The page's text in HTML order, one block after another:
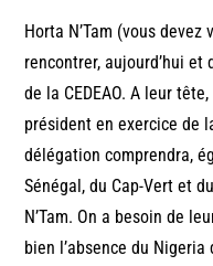
Horta N’Tam (vous
rencontrer, aujourd’hui
de la CEDEAO. A leur
président en exercice de
délégation comprendra,
Sénégal, du Cap-Vert et
N’Tam. On a besoin de
bien l’absence du